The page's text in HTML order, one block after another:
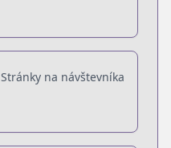
Stránky na návštevníka